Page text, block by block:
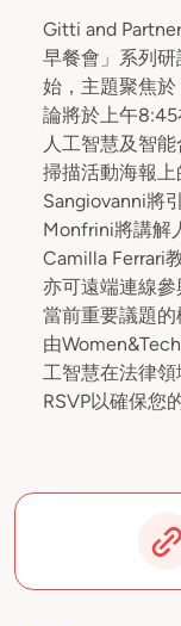
Gitti and
早餐會」系列
始，主題聚焦
論將於上午
人工智慧及智
掃描活動海報上
Sangiovanni將
Monfrini將講解
Camilla Ferrari
亦可遠端連線
當前重要議題
由
工智慧在法律
RSVP以確保您